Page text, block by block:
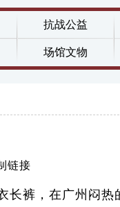
抗战公益
场馆文物
链接
裤，在广州闷热